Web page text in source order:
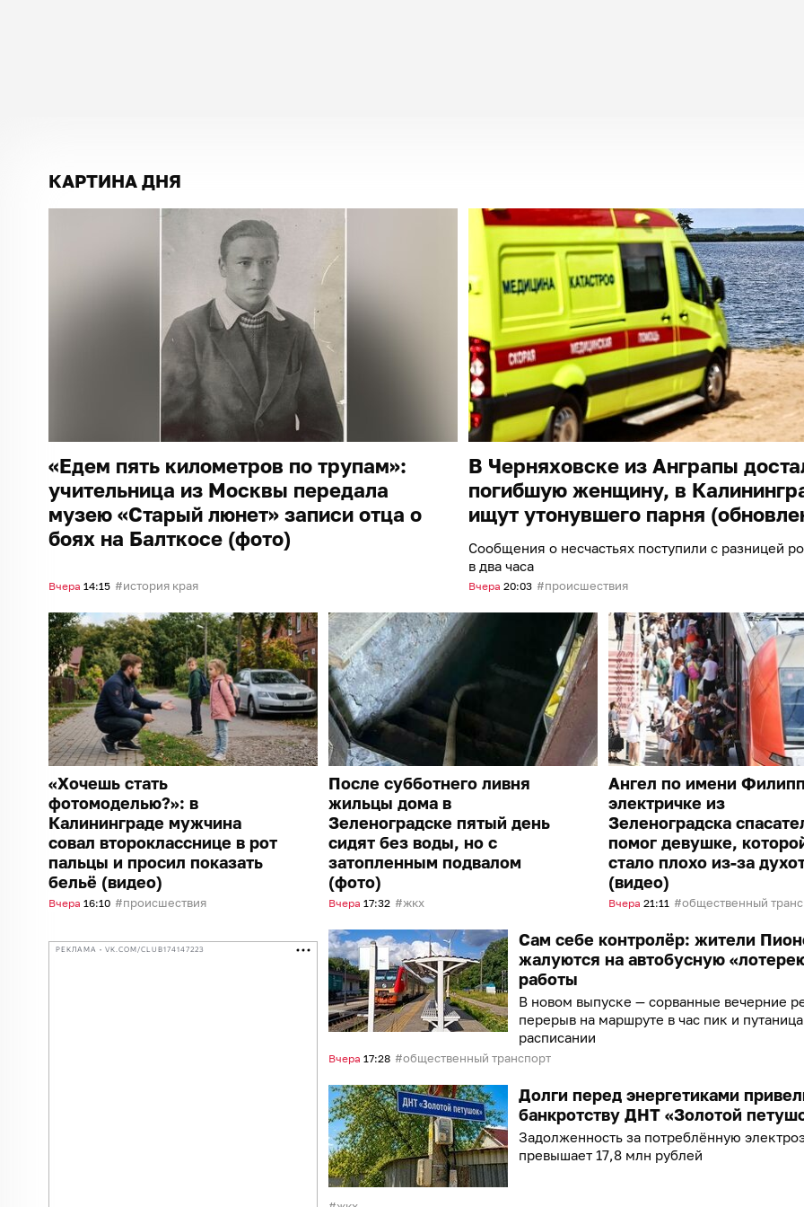
КАРТИНА ДНЯ
«Едем пять километров по трупам»:
учительница из Москвы передала
музею «Старый люнет» записи отца о
боях на Балткосе (фото)
Вчера 14:15 история края
В Черняховске из Анграпы
погибшую женщину, в
ищут утонувшего парня
Сообщения о несчастьях поступили с разницей
в два часа
Вчера 20:03 происшествия
«Хочешь стать
фотомоделью?»: в
Калининграде мужчина
совал второкласснице в рот
пальцы и просил показать
бельё (видео)
Вчера 16:10 происшествия
После субботнего ливня
жильцы дома в
Зеленоградске пятый день
сидят без воды, но с
затопленным подвалом
(фото)
Вчера 17:32 жкх
Ангел по имени
электричке из
Зеленоградска
помог девушке,
стало плохо из-за
(видео)
Вчера 21:11 общественный
РЕКЛАМА • VK.COM/CLUB174147223
Сам себе контролёр: жители
жалуются на автобусную
работы
В новом выпуске — сорванные вечерние
перерыв на маршруте в час пик и
расписании
Вчера 17:28 общественный транспорт
Долги перед энергетиками
банкротству ДНТ «Золотой
Задолженность за потреблённую
превышает 17,8 млн рублей